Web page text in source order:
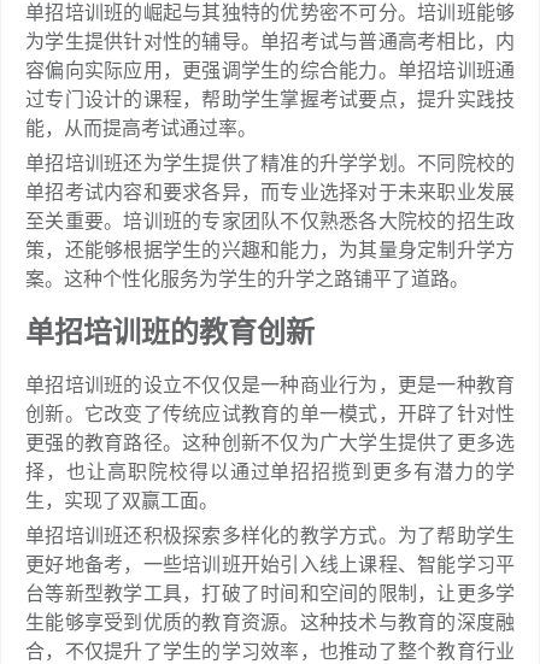
单招培训班的崛起与其独特的优势密不可分。培训班能够
为学生提供针对性的辅导。单招考试与普通高考相比，内
容偏向实际应用，更强调学生的综合能力。单招培训班通
过专门设计的课程，帮助学生掌握考试要点，提升实践技
能，从而提高考试通过率。
单招培训班还为学生提供了精准的升学学划。不同院校的
单招考试内容和要求各异，而专业选择对于未来职业发展
至关重要。培训班的专家团队不仅熟悉各大院校的招生政
策，还能够根据学生的兴趣和能力，为其量身定制升学方
案。这种个性化服务为学生的升学之路铺平了道路。
单招培训班的教育创新
单招培训班的设立不仅仅是一种商业行为，更是一种教育
创新。它改变了传统应试教育的单一模式，开辟了针对性
更强的教育路径。这种创新不仅为广大学生提供了更多选
择，也让高职院校得以通过单招招揽到更多有潜力的学
生，实现了双赢工面。
单招培训班还积极探索多样化的教学方式。为了帮助学生
更好地备考，一些培训班开始引入线上课程、智能学习平
台等新型教学工具，打破了时间和空间的限制，让更多学
生能够享受到优质的教育资源。这种技术与教育的深度融
合，不仅提升了学生的学习效率，也推动了整个教育行业